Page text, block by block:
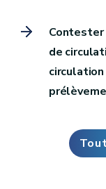
de
circulation